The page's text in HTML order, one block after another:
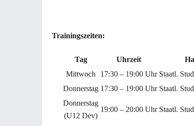
Trainingszeiten:
Tag Uhrzeit
Mittwoch
17:30 – 19:00 Uhr Staatl.
Donnerstag 17:30 – 19:00 Uhr Staatl.
Donnerstag
(U12 Dev)
19:00 – 20:00 Uhr Staatl.